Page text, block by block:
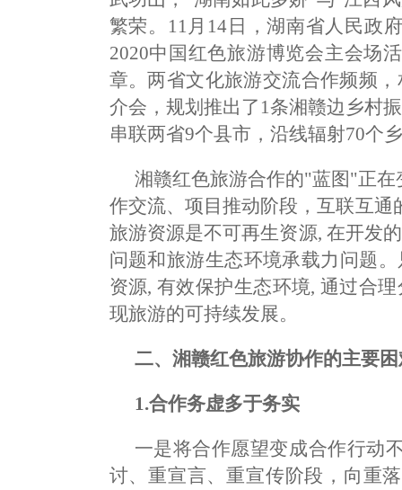
繁荣。11月14日，湖南省人民政
2020中国红色旅游博览会主会场
章。两省文化旅游交流合作频频
介会，规划推出了1条湘赣边乡村
串联两省9个县市，沿线辐射70个
湘赣红色旅游合作的"蓝图"正
作交流、项目推动阶段，互联互
旅游资源是不可再生资源, 在开发
问题和旅游生态环境承载力问题
资源, 有效保护生态环境, 通过合
现旅游的可持续发展。
二、湘赣红色旅游协作的主要困
1.合作务虚多于务实
一是将合作愿望变成合作行动
讨、重宣言、重宣传阶段，向重